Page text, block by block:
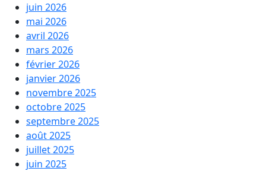
juin 2026
mai 2026
avril 2026
mars 2026
février 2026
janvier 2026
novembre 2025
octobre 2025
septembre 2025
août 2025
juillet 2025
juin 2025